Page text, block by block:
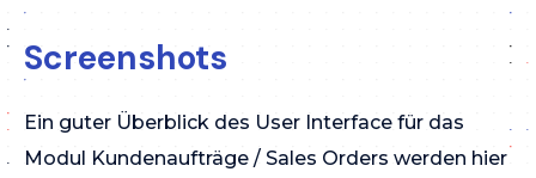
Screenshots
Ein guter Überblick des User Interface für das
Modul Kundenaufträge / Sales Orders werden hier